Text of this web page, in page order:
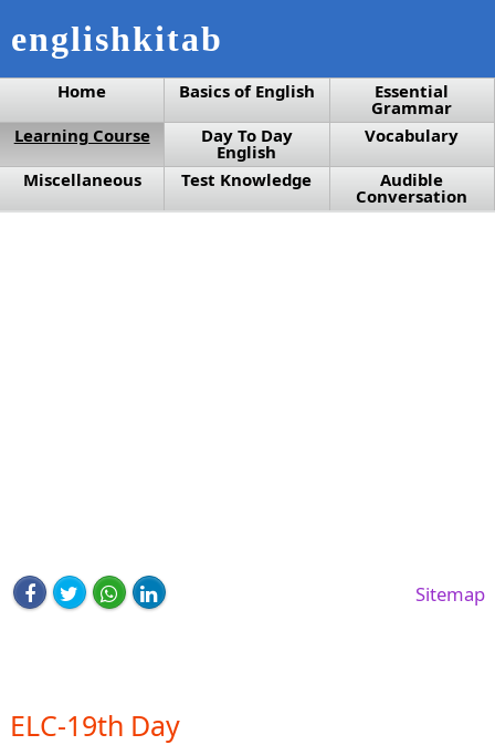
englishkitab
Home Basics of English Essential
Grammar
Learning Course
Day To Day
English
Vocabulary
Miscellaneous
Test Knowledge Audible
Conversation
Sitemap
ELC-19th Day